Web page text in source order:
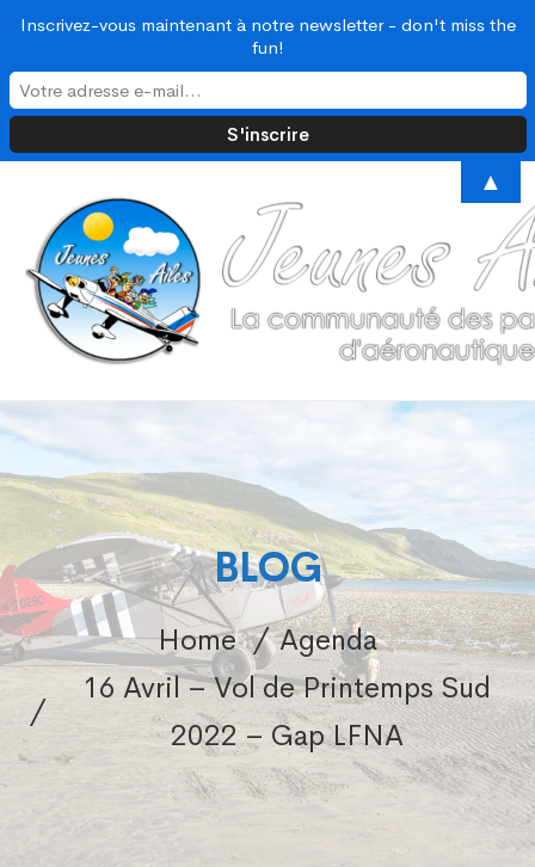
BLOG
Home
Agenda
16 Avril – Vol de Printemps Sud
2022 – Gap LFNA
Inscrivez-vous maintenant à notre newsletter - don't miss the
fun!
▲